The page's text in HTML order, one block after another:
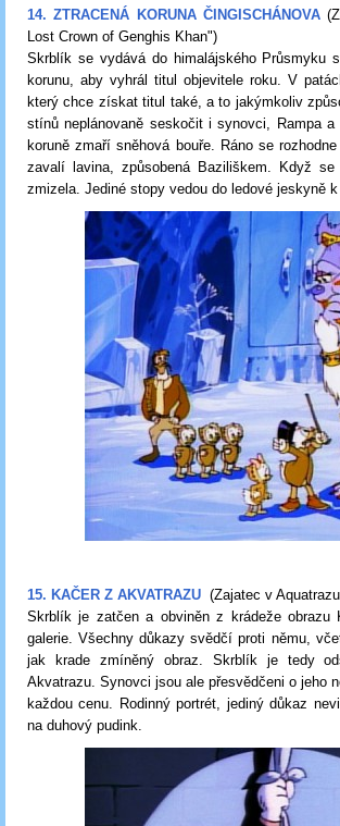
14. ZTRACENÁ KORUNA ČINGISCHÁNOVA
Lost Crown of Genghis Khan")
Skrblík se vydává do himalájského Průsmyku
korunu, aby vyhrál titul objevitele roku. V
který chce získat titul také, a to jakýmkoliv
stínů neplánovaně seskočit i synovci, Rampa
koruně zmaří sněhová bouře. Ráno se
zavalí lavina, způsobená Baziliškem. Když
zmizela. Jediné stopy vedou do ledové jeskyně
15. KAČER Z AKVATRAZU (Zajatec v
Skrblík je zatčen a obviněn z krádeže obrazu
galerie. Všechny důkazy svědčí proti němu,
jak krade zmíněný obraz. Skrblík je tedy
Akvatrazu. Synovci jsou ale přesvědčeni o jeho
každou cenu. Rodinný portrét, jediný důkaz
na duhový pudink.